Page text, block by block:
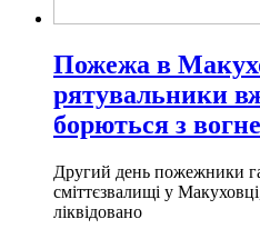
Пожежа в
рятувальники
борються з
Другий день пожежники
сміттєзвалищі у
ліквідовано